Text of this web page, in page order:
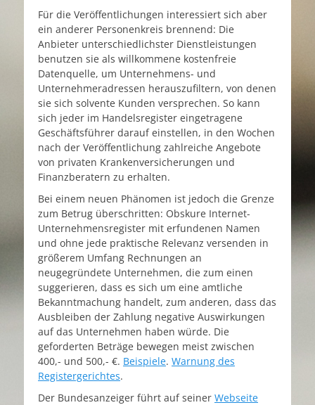
Für die Veröffentlichungen interessiert sich aber
ein anderer Personenkreis brennend: Die
Anbieter unterschiedlichster Dienstleistungen
benutzen sie als willkommene kostenfreie
Datenquelle, um Unternehmens- und
Unternehmeradressen herauszufiltern, von denen
sie sich solvente Kunden versprechen. So kann
sich jeder im Handelsregister eingetragene
Geschäftsführer darauf einstellen, in den Wochen
nach der Veröffentlichung zahlreiche Angebote
von privaten Krankenversicherungen und
Finanzberatern zu erhalten.
Bei einem neuen Phänomen ist jedoch die Grenze
zum Betrug überschritten: Obskure Internet-
Unternehmensregister mit erfundenen Namen
und ohne jede praktische Relevanz versenden in
größerem Umfang Rechnungen an
neugegründete Unternehmen, die zum einen
suggerieren, dass es sich um eine amtliche
Bekanntmachung handelt, zum anderen, dass das
Ausbleiben der Zahlung negative Auswirkungen
auf das Unternehmen haben würde. Die
geforderten Beträge bewegen meist zwischen
400,- und 500,- €. Beispiele. Warnung des
Registergerichtes.
Der Bundesanzeiger führt auf seiner Webseite